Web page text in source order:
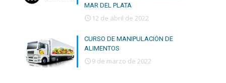
MAR DEL PLATA
12 de abril de 2022
CURSO DE MANIPULACIÓN DE
ALIMENTOS
9 de marzo de 2022